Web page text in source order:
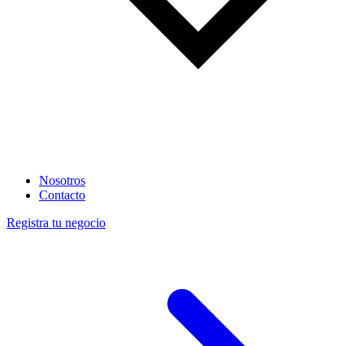
Nosotros
Contacto
Registra tu negocio